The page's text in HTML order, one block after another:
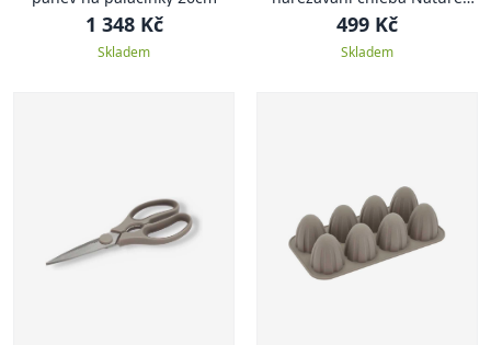
1 348 Kč
Skladem
19,3cm
499 Kč
Skladem